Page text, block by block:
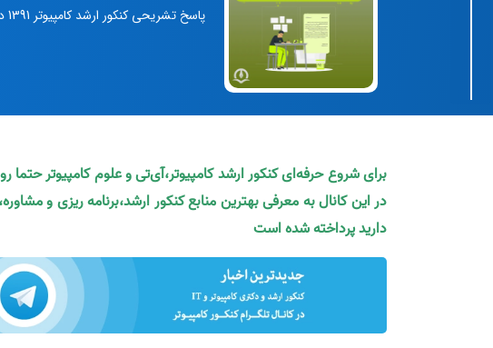
پاسخ تشریحی کنکور ارشد کامپیوتر 1391 در این صفحه عالی قرار گرفته و همچنین دفترچه کنکور ارشد کامپیوتر 1391 و کلید نهایی آن در اختیار شما قرار گرفته است
برای شروع حرفه‌ای کنکور ارشد کامپیوتر،آی‌تی و علوم کامپیوتر
در این کانال به معرفی بهترین منابع کنکور ارشد،برنامه ریزی و
دارید پرداخته شده است